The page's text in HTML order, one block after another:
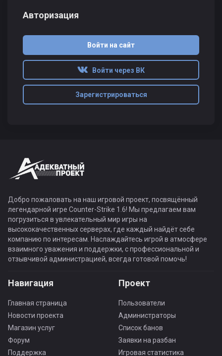
Авторизация
Войти на сайт
Войти через ВК
Зарегистрироваться
Добро пожаловать на наш игровой проект, посвящённый
легендарной игре Counter-Strike 1.6! Мы предлагаем вам
погрузиться в увлекательный мир игры на
высококачественных серверах, где каждый найдёт себе
компанию по интересам. Наслаждайтесь игрой в атмосфере
взаимного уважения и поддержки, с профессиональной и
отзывчивой администрацией, всегда готовой помочь!
Навигация
Главная страница
Новости проекта
Магазин услуг
Форум
Поддержка
Проект
Пользователи
Администраторы
Список банов
Заявки на разбан
Игровая статистика